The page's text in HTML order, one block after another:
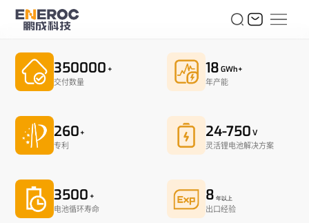
350000 +
交付数量
18 GWh+
年产能
260 +
专利
24-750 V
灵活锂电池解决方案
3500 +
电池循环寿命
8 年以上
出口经验